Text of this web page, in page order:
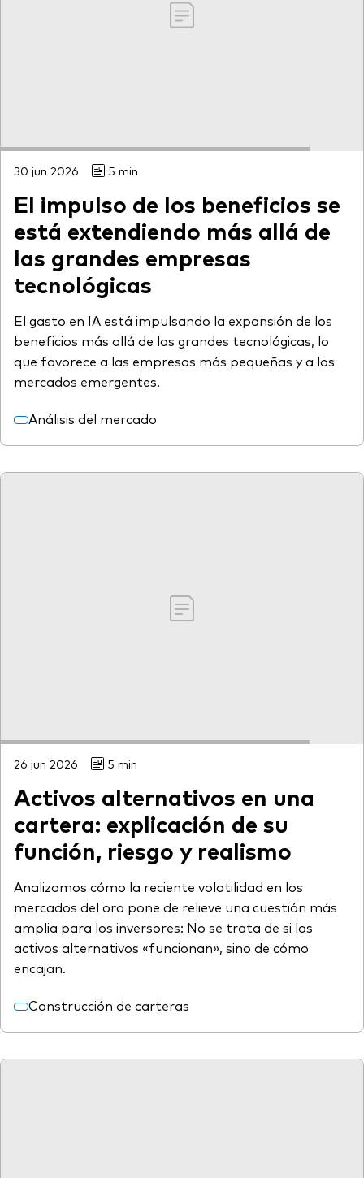
30 jun 2026 5 min
El impulso de los beneficios se
está extendiendo más allá de
las grandes empresas
tecnológicas
El gasto en IA está impulsando la expansión de los
beneficios más allá de las grandes tecnológicas, lo
que favorece a las empresas más pequeñas y a los
mercados emergentes.
Análisis del mercado
26 jun 2026 5 min
Activos alternativos en una
cartera: explicación de su
función, riesgo y realismo
Analizamos cómo la reciente volatilidad en los
mercados del oro pone de relieve una cuestión más
amplia para los inversores: No se trata de si los
activos alternativos «funcionan», sino de cómo
encajan.
Construcción de carteras